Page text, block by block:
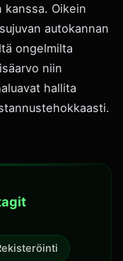
Oikein
autokannan
ongelmilta
niin
hallita